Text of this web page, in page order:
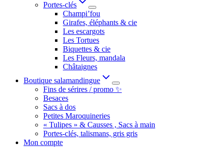
Portes-clés
Champi’fou
Girafes, éléphants & cie
Les escargots
Les Tortues
Biquettes & cie
Les Fleurs, mandala
Châtaignes
Boutique salamandingue
Fins de sérires / promo ✨
Besaces
Sacs à dos
Petites Maroquineries
« Tulipes » & Causses , Sacs à main
Portes-clés, talismans, gris gris
Mon compte